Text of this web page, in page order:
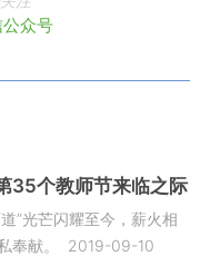
众号
35个教师节来临之际
”光芒闪耀至今，薪火相
奉献。
2019-09-10